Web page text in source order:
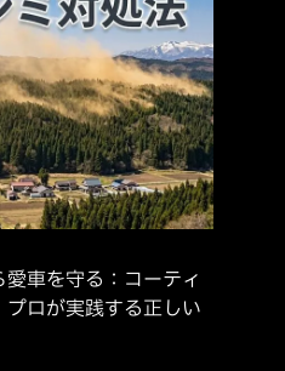
車を守る：コーティ
ロが実践する正しい